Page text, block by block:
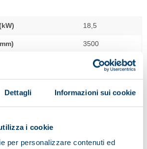
Dettagli Informazioni sui cookie
i cookie
per personalizzare contenuti ed
18,5
3500
1710
1410
4030